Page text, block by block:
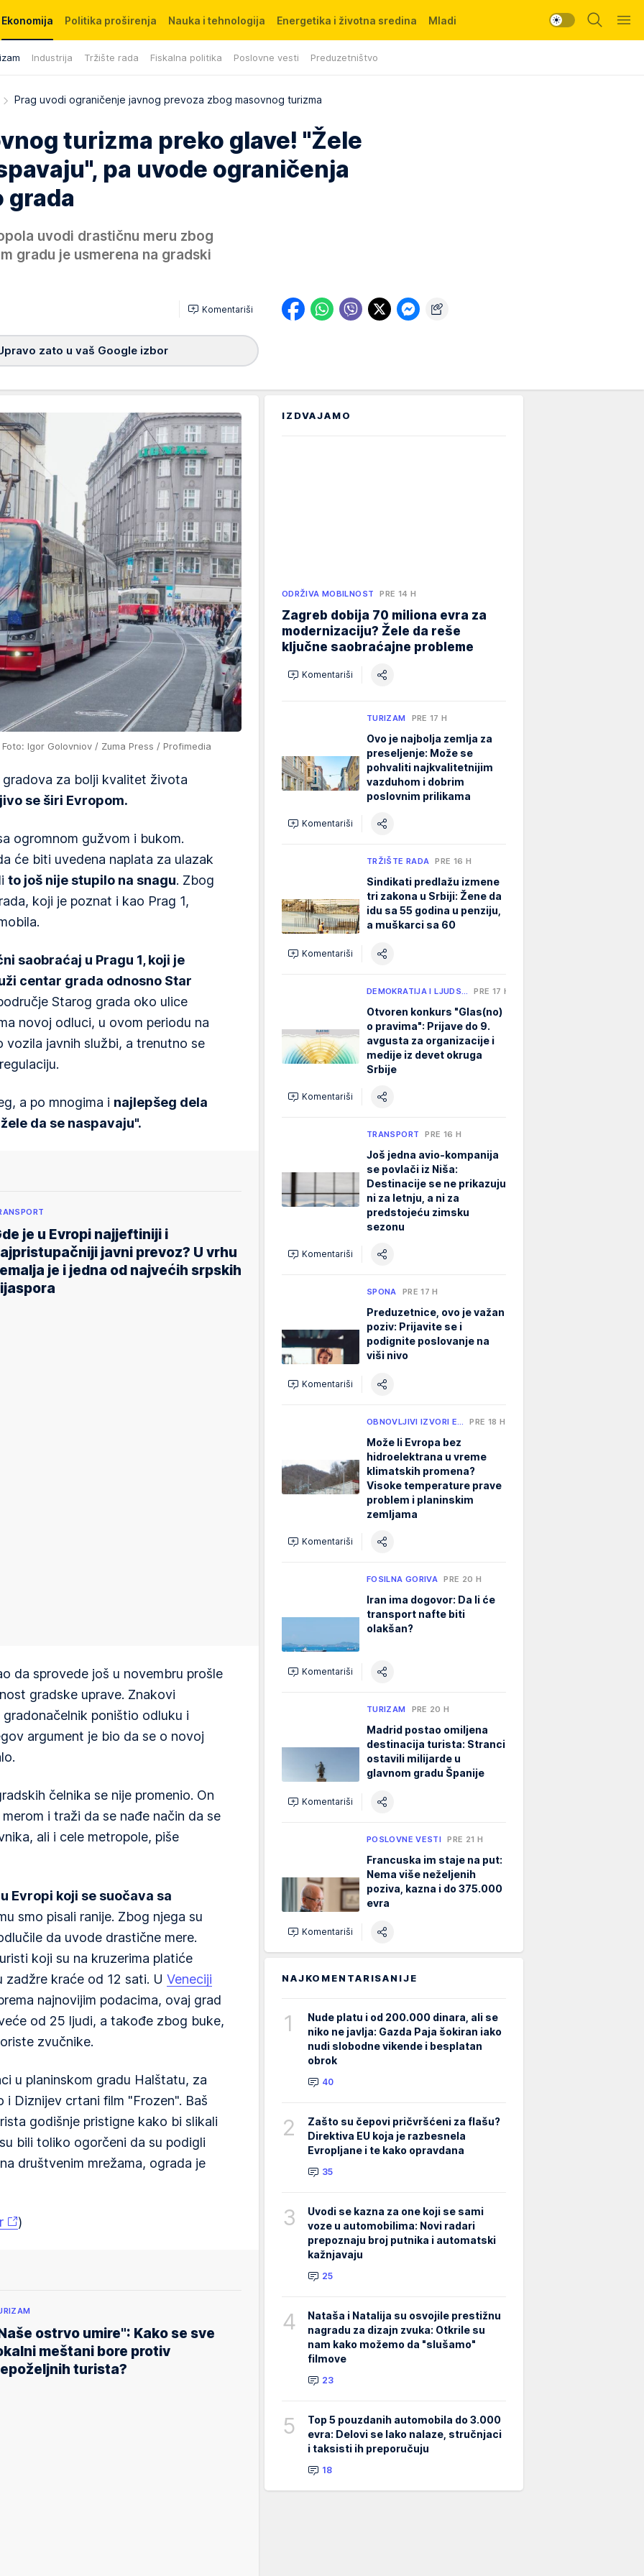
Ekonomija
Industrija Tržište rada Fiskalna politika Poslovne vesti Preduzetništvo
Politika proširenja Nauka i tehnologija Energetika i životna sredina Mladi
Prag uvodi ograničenje javnog prevoza zbog masovnog turizma
turizma preko glave! "Žele
pa uvode ograničenja
grada
uvodi drastičnu meru zbog
gradu je usmerena na gradski
Komentariši
zato u vaš Google izbor
Foto: Igor Golovniov / Zuma Press / Profimedia
za bolji kvalitet života
se širi Evropom.
ogromnom gužvom i bukom.
će biti uvedena naplata za ulazak
to još nije stupilo na snagu. Zbog
koji je poznat i kao Prag 1,
saobraćaj u Pragu 1, koji je
centar grada odnosno Star
Starog grada oko ulice
novoj odluci, u ovom periodu na
vozila javnih službi, a trenutno se
a po mnogima i najlepšeg dela
da se naspavaju".
je u Evropi najjeftiniji i
javni prevoz? U vrhu
je i jedna od najvećih srpskih
da sprovede još u novembru prošle
gradske uprave. Znakovi
poništio odluku i
argument je bio da se o novoj
čelnika se nije promenio. On
i traži da se nađe način da se
ali i cele metropole, piše
Evropi koji se suočava sa
smo pisali ranije. Zbog njega su
da uvode drastične mere.
koji su na kruzerima platiće
zadžre kraće od 12 sati. U Veneciji
najnovijim podacima, ovaj grad
od 25 ljudi, a takođe zbog buke,
zvučnike.
u planinskom gradu Halštatu, za
i Diznijev crtani film "Frozen". Baš
godišnje pristigne kako bi slikali
bili toliko ogorčeni da su podigli
društvenim mrežama, ograda je
)
ostrvo umire": Kako se sve
meštani bore protiv
turista?
IZDVAJAMO
ODRŽIVA MOBILNOST PRE 14 H
Zagreb dobija 70 miliona evra za
modernizaciju? Žele da reše
ključne saobraćajne probleme
Komentariši
TURIZAM PRE 17 H
Ovo je najbolja zemlja za
preseljenje: Može se
pohvaliti najkvalitetnijim
vazduhom i dobrim
poslovnim prilikama
Komentariši
TRŽIŠTE RADA PRE 16 H
Sindikati predlažu izmene
tri zakona u Srbiji: Žene da
idu sa 55 godina u penziju,
a muškarci sa 60
Komentariši
DEMOKRATIJA I LJUDS… PRE 17 H
Otvoren konkurs "Glas(no)
o pravima": Prijave do 9.
avgusta za organizacije i
medije iz devet okruga
Srbije
Komentariši
TRANSPORT PRE 16 H
Još jedna avio-kompanija
se povlači iz Niša:
Destinacije se ne prikazuju
ni za letnju, a ni za
predstojeću zimsku
sezonu
Komentariši
SPONA PRE 17 H
Preduzetnice, ovo je važan
poziv: Prijavite se i
podignite poslovanje na
viši nivo
Komentariši
OBNOVLJIVI IZVORI E… PRE 18 H
Može li Evropa bez
hidroelektrana u vreme
klimatskih promena?
Visoke temperature prave
problem i planinskim
zemljama
Komentariši
FOSILNA GORIVA PRE 20 H
Iran ima dogovor: Da li će
transport nafte biti
olakšan?
Komentariši
TURIZAM PRE 20 H
Madrid postao omiljena
destinacija turista: Stranci
ostavili milijarde u
glavnom gradu Španije
Komentariši
POSLOVNE VESTI PRE 21 H
Francuska im staje na put:
Nema više neželjenih
poziva, kazna i do 375.000
evra
Komentariši
NAJKOMENTARISANIJE
1
Nude platu i od 200.000 dinara, ali se
niko ne javlja: Gazda Paja šokiran iako
nudi slobodne vikende i besplatan
obrok
40
2
Zašto su čepovi pričvršćeni za flašu?
Direktiva EU koja je razbesnela
Evropljane i te kako opravdana
35
3
Uvodi se kazna za one koji se sami
voze u automobilima: Novi radari
prepoznaju broj putnika i automatski
kažnjavaju
25
4
Nataša i Natalija su osvojile prestižnu
nagradu za dizajn zvuka: Otkrile su
nam kako možemo da "slušamo"
filmove
23
5
Top 5 pouzdanih automobila do 3.000
evra: Delovi se lako nalaze, stručnjaci
i taksisti ih preporučuju
18